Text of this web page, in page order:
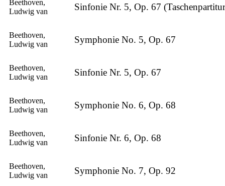
Beethoven,
Ludwig van
Sinfonie Nr. 5, Op. 67
Beethoven,
Ludwig van
Symphonie No. 5, Op. 67
Beethoven,
Ludwig van
Sinfonie Nr. 5, Op. 67
Beethoven,
Ludwig van
Symphonie No. 6, Op. 68
Beethoven,
Ludwig van
Sinfonie Nr. 6, Op. 68
Beethoven,
Ludwig van
Symphonie No. 7, Op. 92